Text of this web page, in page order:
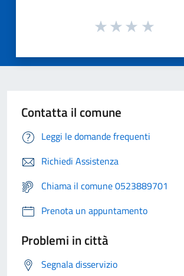
Contatta il comune
Leggi le domande frequenti
Richiedi Assistenza
Chiama il comune 0523889701
Prenota un appuntamento
Problemi in città
Segnala disservizio